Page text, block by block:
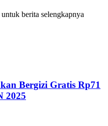
berita selengkapnya
Bergizi Gratis Rp71
2025